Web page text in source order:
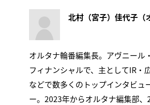
北村（宮子）佳代子（
オルタナ輪番編集長。アヴニー
フィナンシャルで、主としてIR
などで数多くのトップインタビュ
ー。2023年からオルタナ編集部、